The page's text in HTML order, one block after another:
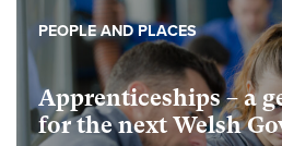
Apprenticeships – a
for the next Welsh
PEOPLE AND PLACES